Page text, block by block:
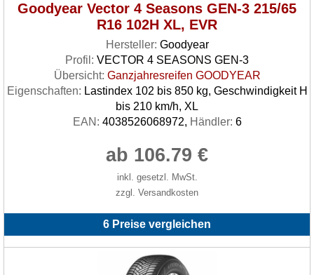
Goodyear Vector 4 Seasons GEN-3 215/65
R16 102H XL, EVR
Hersteller: Goodyear
Profil: VECTOR 4 SEASONS GEN-3
Übersicht: Ganzjahresreifen GOODYEAR
Eigenschaften: Lastindex 102 bis 850 kg, Geschwindigkeit H
bis 210 km/h, XL
EAN: 4038526068972, Händler: 6
ab 106.79 €
inkl. gesetzl. MwSt.
zzgl. Versandkosten
6 Preise vergleichen